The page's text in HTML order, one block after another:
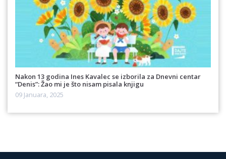
Nakon 13 godina Ines Kavalec se izborila za Dnevni centar
“Denis”: Žao mi je što nisam pisala knjigu
09 Januara, 2025